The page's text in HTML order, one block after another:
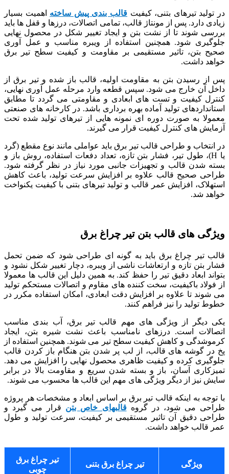
در تولید تیرهای بتنی، کیفیت قالب بندی پیش ساخته اهمیت بسیار
زیادی دارد. پس از مونتاژ قالب، تمامی اتصالات، درزها و قفل ها باید
بررسی شوند تا از نشت بتن و ایجاد تغییر شکل در محصول نهایی
جلوگیری شود. همچنین استفاده از ویبره مناسب و عمل آوری
صحیح بتن، تاثیر مستقیمی بر مقاومت و کیفیت سطح تیر برق
خواهد داشت.
پس از رسیدن بتن به مقاومت اولیه، قالب باز شده و تیر برق از
داخل آن خارج می شود. سپس قطعه وارد مرحله عمل آوری نهایی،
کنترل کیفیت و تست های ابعادی و مقاومتی می گردد تا مطابق
استانداردهای تولید آماده بهره برداری باشد. در کارخانه های صنعتی
معمولا به صورت دوره ای نمونه هایی از تیرهای تولید شده تحت
آزمایش های کنترل کیفیت قرار می گیرند.
در انتخاب و طراحی قالب تیر برق باید عواملی مانند نوع مقطع (گرد
یا H)، طول تیر، فشار بتن تازه، تعداد دفعات استفاده، روش باز و
بسته شدن قالب و تجهیزات جانبی مورد نیاز در نظر گرفته شود.
طراحی صحیح قالب علاوه بر افزایش سرعت تولید، باعث کاهش
استهلاک، افزایش عمر قالب و تولید تیرهای بتنی با کیفیت یکنواخت
خواهد شد.
ویژگی های قالب بتن تیر چراغ برق
قالب تیر چراغ برق باید به گونه ای طراحی شود که ضمن تحمل
فشار بتن تازه و ارتعاشات ناشی از ویبره، دچار تغییر شکل نشود و
بتواند ابعاد دقیق تیر را حفظ کند. به همین دلیل این قالب ها معمولا
از فولاد باکیفیت، سخت کننده های مقاوم و اتصالات مستحکم تولید
می شوند تا علاوه بر افزایش دقت ابعادی، امکان استفاده مکرر در
خطوط تولید را نیز فراهم کنند.
یکی دیگر از ویژگی های مهم قالب تیر برق، آب بندی مناسب
اتصالات است. درزهای نامناسب باعث نشت شیره بتن، ایجاد
کرموشدگی و کاهش کیفیت سطح تیر می شوند. همچنین استفاده از
پخ در گوشه های قالب، از لب پر شدن بتن هنگام باز کردن قالب
جلوگیری کرده و کیفیت ظاهری محصول نهایی را افزایش می دهد.
تمیزکاری آسان، باز و بسته شدن سریع و مقاومت بالا در برابر
سایش نیز از دیگر ویژگی های مهم این قالب ها محسوب می شوند.
با توجه به اینکه قالب تیر برق بر اساس ابعاد و مشخصات هر پروژه
طراحی می شود، در گروهقالبهای خاص بتن قرار می گیرد و
طراحی دقیق آن تاثیر مستقیمی بر کیفیت، سرعت تولید و طول
عمر قالب خواهد داشت.
ویژگی تیر چراغ برق بتنی
تیر چراغ برق
چوبی